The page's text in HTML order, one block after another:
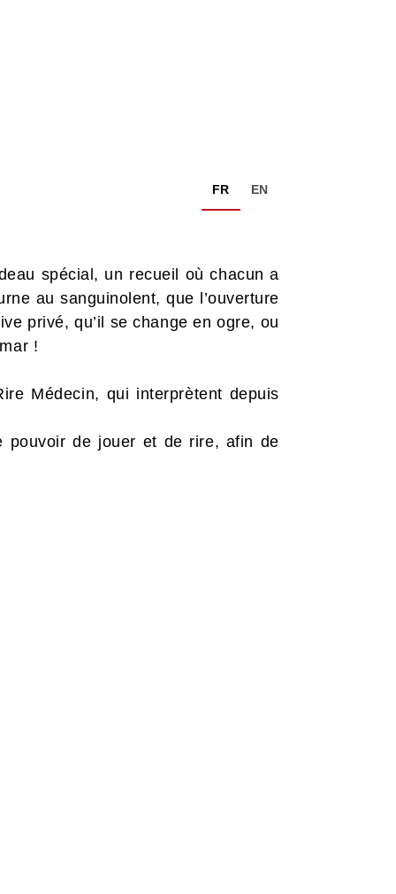
FR EN
spécial, un recueil où chacun a
au sanguinolent, que l’ouverture
privé, qu’il se change en ogre, ou
!
Médecin, qui interprètent depuis
pouvoir de jouer et de rire, afin de